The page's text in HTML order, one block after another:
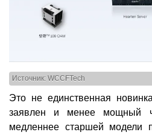
Источник: WCCFTech
Это не единственная
заявлен и менее мощный
медленнее старшей модели